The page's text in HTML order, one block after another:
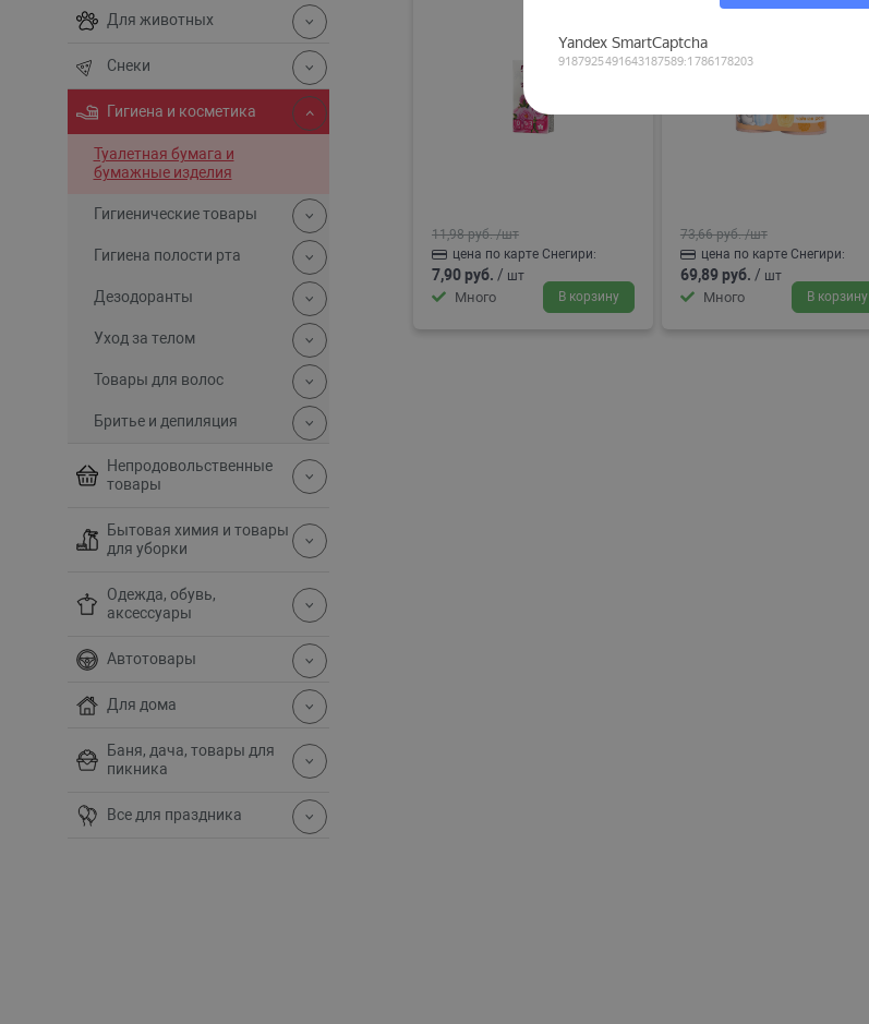
11,98 руб. /шт
цена по карте Снегири:
7,90 руб. / шт
Много В корзину
73,66 руб. /шт
цена по карте Снегири:
69,89 руб. / шт
Много В корзину
Для животных
Снеки
Гигиена и косметика
Туалетная бумага и
бумажные изделия
Гигиенические товары
Гигиена полости рта
Дезодоранты
Уход за телом
Товары для волос
Бритье и депиляция
Непродовольственные
товары
Бытовая химия и товары
для уборки
Одежда, обувь,
аксессуары
Автотовары
Для дома
Баня, дача, товары для
пикника
Все для праздника